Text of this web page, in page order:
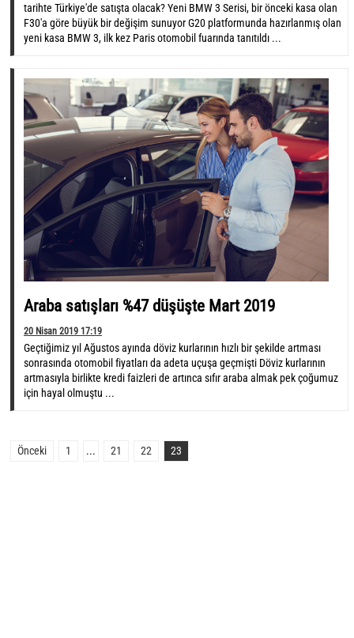
tarihte Türkiye'de satışta olacak? Yeni BMW 3 Serisi, bir önceki kasa olan
F30'a göre büyük bir değişim sunuyor G20 platformunda hazırlanmış olan
yeni kasa BMW 3, ilk kez Paris otomobil fuarında tanıtıldı ...
Araba satışları %47 düşüşte Mart 2019
20 Nisan 2019 17:19
Geçtiğimiz yıl Ağustos ayında döviz kurlarının hızlı bir şekilde artması
sonrasında otomobil fiyatları da adeta uçuşa geçmişti Döviz kurlarının
artmasıyla birlikte kredi faizleri de artınca sıfır araba almak pek çoğumuz
için hayal olmuştu ...
Önceki 1 ... 21 22 23